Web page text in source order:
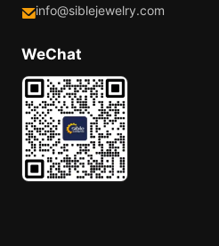
info@siblejewelry.com
WeChat